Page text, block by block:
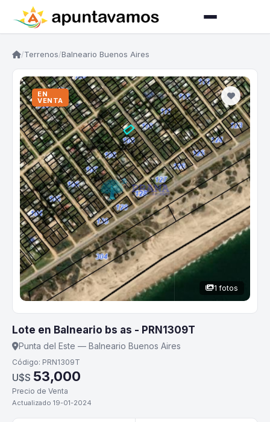
/Terrenos/Balneario Buenos Aires
EN
VENTA
1 fotos
Lote en Balneario bs as - PRN1309T
Punta del Este — Balneario Buenos Aires
Código: PRN1309T
U$S 53,000
Precio de Venta
Actualizado 19-01-2024